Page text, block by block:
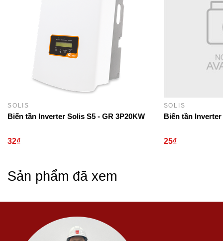
SOLIS
Biến tần Inverter Solis S5 - GR 3P20KW
32₫
SOLIS
Biến tần Inverter
25₫
Sản phẩm đã xem